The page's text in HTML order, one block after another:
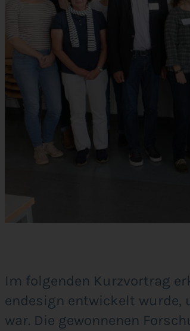
Im fol­gen­den Kurz­vor­trag
en­de­sign ent­wi­ckelt
war. Die gewon­ne­nen